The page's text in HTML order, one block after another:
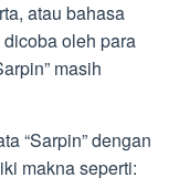
atau bahasa
oleh para
masih
“Sarpin” dengan
makna seperti: